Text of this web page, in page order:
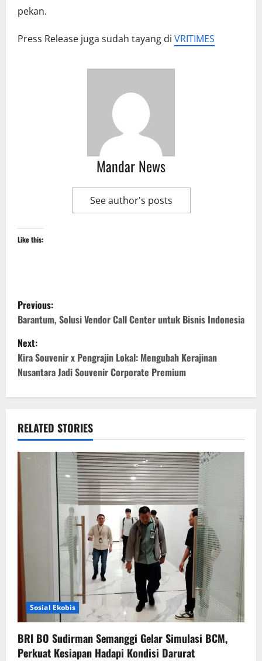
pekan.
Press Release juga sudah tayang di VRITIMES
Mandar News
See author's posts
Like this:
P
o
s
t
n
a
v
i
g
a
t
i
o
n
Previous:
Barantum, Solusi Vendor Call Center untuk Bisnis Indonesia
Next:
Kira Souvenir x Pengrajin Lokal: Mengubah Kerajinan
Nusantara Jadi Souvenir Corporate Premium
RELATED STORIES
Sosial Ekobis
BRI BO Sudirman Semanggi Gelar Simulasi BCM,
Perkuat Kesiapan Hadapi Kondisi Darurat